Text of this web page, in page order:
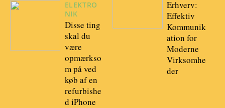
ELEKTRO
NIK
Disse ting
skal du
være
opmærkso
m på ved
køb af en
refurbishe
d iPhone
Erhverv:
Effektiv
Kommunik
ation for
Moderne
Virksomhe
der